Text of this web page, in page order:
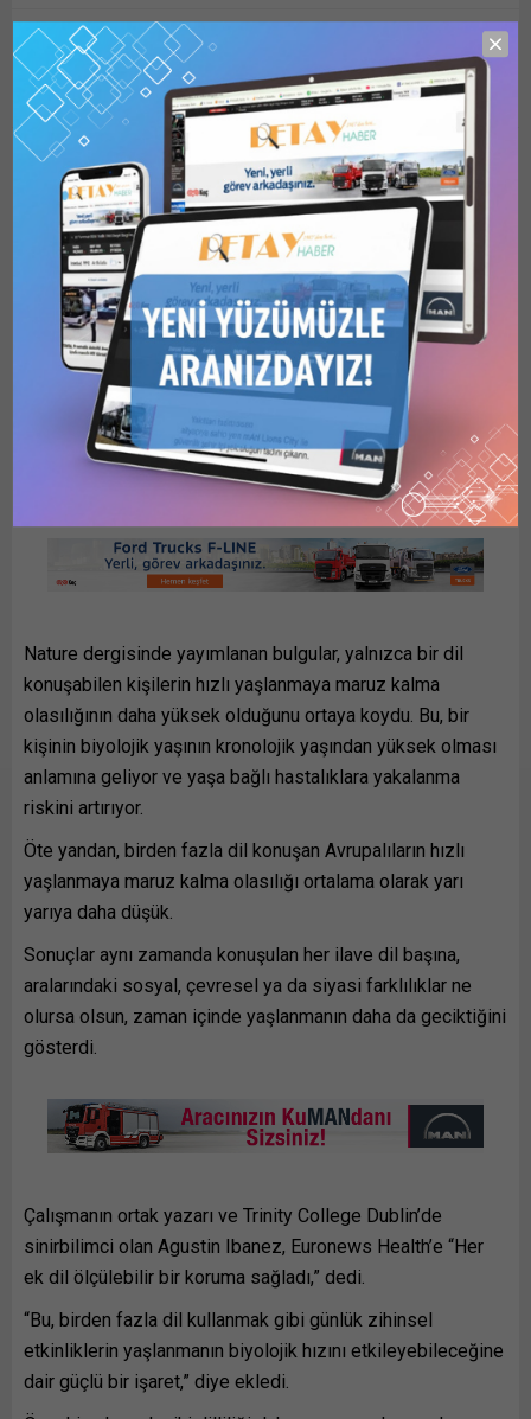
detayhaber Yayınlama: 11.11.2025
0 + A
Yeni bir araştırmaya göre, birden fazla dil öğrenmek
yaşlanmaya karşı güçlü bir korunma yöntemi sunuyor.
Birden fazla dil konuşmak sosyal ve kültürel açıdan her
zaman zenginleştiridir, ancak yeni bir araştırma
beklenmedik bir faydayı daha ortaya koydu: Daha uzun
yaşamamıza da yardımcı olabilir.
Araştırmacılar, 27 Avrupa ülkesinden 51 ile 90 yaşları
arasındaki 80 binden fazla kişinin anket verilerini analiz
ederek, sağlık ve yaşam tarzı etkenlerine göre
beklenenden daha hızlı mı yoksa daha yavaş mı
yaşlandıklarını inceledi.
Nature dergisinde yayımlanan bulgular, yalnızca bir dil
konuşabilen kişilerin hızlı yaşlanmaya maruz kalma
olasılığının daha yüksek olduğunu ortaya koydu. Bu, bir
kişinin biyolojik yaşının kronolojik yaşından yüksek olması
anlamına geliyor ve yaşa bağlı hastalıklara yakalanma
riskini artırıyor.
Öte yandan, birden fazla dil konuşan Avrupalıların hızlı
yaşlanmaya maruz kalma olasılığı ortalama olarak yarı
yarıya daha düşük.
Sonuçlar aynı zamanda konuşulan her ilave dil başına,
aralarındaki sosyal, çevresel ya da siyasi farklılıklar ne
olursa olsun, zaman içinde yaşlanmanın daha da geciktiğini
gösterdi.
Çalışmanın ortak yazarı ve Trinity College Dublin’de
sinirbilimci olan Agustin Ibanez, Euronews Health’e “Her
ek dil ölçülebilir bir koruma sağladı,” dedi.
“Bu, birden fazla dil kullanmak gibi günlük zihinsel
etkinliklerin yaşlanmanın biyolojik hızını etkileyebileceğine
dair güçlü bir işaret,” diye ekledi.